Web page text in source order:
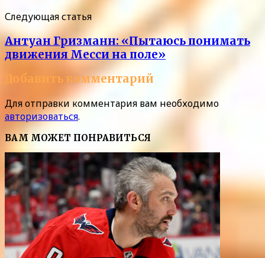
Следующая статья
Антуан Гризманн: «Пытаюсь понимать
движения Месси на поле»
Добавить комментарий
Для отправки комментария вам необходимо
авторизоваться.
ВАМ МОЖЕТ ПОНРАВИТЬСЯ